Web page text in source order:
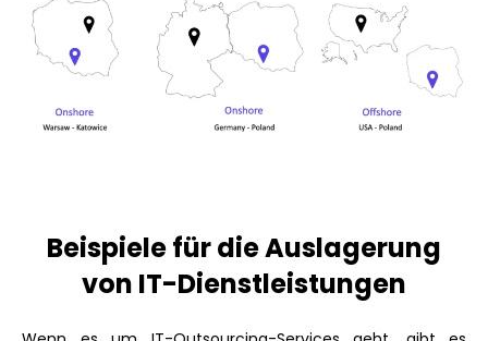
Beispiele für die Auslagerung
von IT-Dienstleistungen